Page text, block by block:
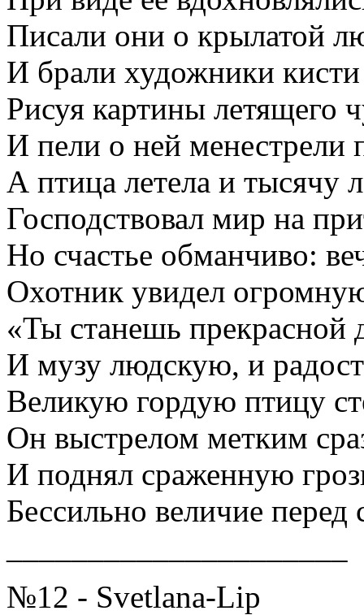
Писали они о крылатой
И брали художники
Рисуя картины летящего
И пели о ней менестрели
А птица летела и тысячу
Господствовал мир на
Но счастье обманчиво:
Охотник увидел
«Ты станешь прекрасной
И музу людскую, и
Великую гордую птицу
Он выстрелом метким
И поднял сраженную
Бессильно величие перед
№12 - Svetlana-Lip